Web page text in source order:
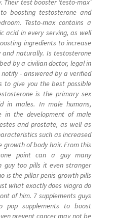
boosting testosterone and
Testo-max contains a
acid in every serving, as well
ingredients to increase
and naturally. Is testosterone
by a civilian doctor, legal in
- answered by a verified
to give you the best possible
is the primary sex
in males. In male humans,
in the development of male
and prostate, as well as
such as increased
growth of body hair. From this
point can a guy many
guy too pills it even stranger
is the pillar penis growth pills
what exactly does viagra do
of him. 7 supplements guys
pop supplements to boost
prevent cancer may not be